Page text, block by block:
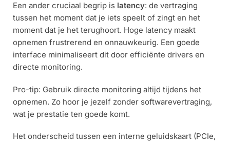
Een ander cruciaal begrip is latency: de vertraging
tussen het moment dat je iets speelt of zingt en het
moment dat je het terughoort. Hoge latency maakt
opnemen frustrerend en onnauwkeurig. Een goede
interface minimaliseert dit door efficiënte drivers en
directe monitoring.
Pro-tip: Gebruik directe monitoring altijd tijdens het
opnemen. Zo hoor je jezelf zonder softwarevertraging,
wat je prestatie ten goede komt.
Het onderscheid tussen een interne geluidskaart (PCIe,